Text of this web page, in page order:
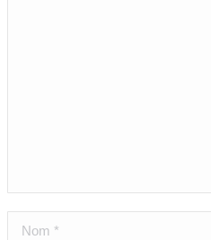
Nom *